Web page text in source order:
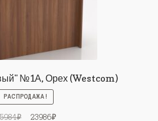
№1А, Орех (Westcom)
РАСПРОДАЖА!
₽ Первоначальная
23986₽Текущая